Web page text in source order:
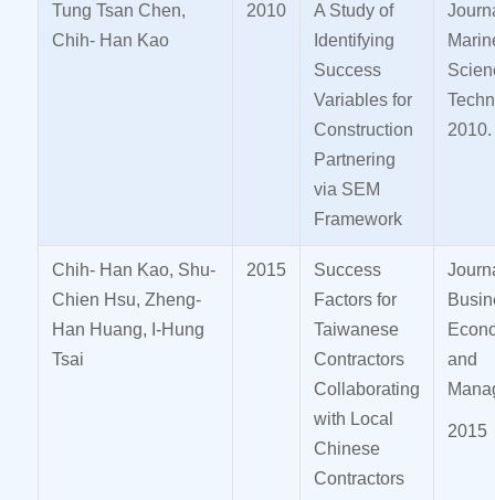
Tung Tsan Chen,
Chih- Han Kao
2010
A Study of
Identifying
Success
Variables for
Construction
Partnering
via SEM
Framework
2010.
Chih- Han Kao, Shu-
Chien Hsu, Zheng-
Han Huang, I-Hung
Tsai
2015
Success
Factors for
Taiwanese
Contractors
Collaborating
with Local
Chinese
Contractors
and
2015